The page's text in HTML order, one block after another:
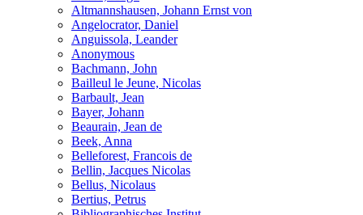
Altmannshausen, Johann Ernst von
Angelocrator, Daniel
Anguissola, Leander
Anonymous
Bachmann, John
Bailleul le Jeune, Nicolas
Barbault, Jean
Bayer, Johann
Beaurain, Jean de
Beek, Anna
Belleforest, Francois de
Bellin, Jacques Nicolas
Bellus, Nicolaus
Bertius, Petrus